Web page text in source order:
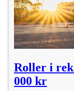
Roller i
000 kr